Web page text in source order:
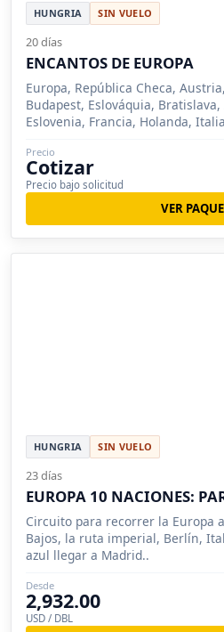
HUNGRIA SIN VUELO
20 días
ENCANTOS DE EUROPA
Europa, República Checa,
Budapest, Eslováquia,
Eslovenia, Francia, Holanda,
Dresden, Liubliana, Hannover,
Stuttgart, Ulm, Tubinga, Gante,
Precio
Cotizar
Precio bajo solicitud
VER
HUNGRIA SIN VUELO
23 días
EUROPA 10 NACIONES:
Circuito para recorrer la Europa
Bajos, la ruta imperial, Berlín,
azul llegar a Madrid..
Desde
2,932.00
USD / DBL